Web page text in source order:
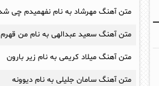
متن آهنگ مهرشاد به نام نفهمیدم چی
متن آهنگ سعید عبدالهی به نام من قهرم
متن آهنگ میلاد کریمی به نام زیر بارون
متن آهنگ سامان جلیلی به نام دیوونه